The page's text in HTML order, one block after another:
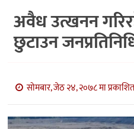
कुटनिती
कुराकानी
बाणिज्य
भिडियो
अवैध उत्खनन
छुटाउन
सोमबार, जेठ २४, २०७८ मा प्रकाशित